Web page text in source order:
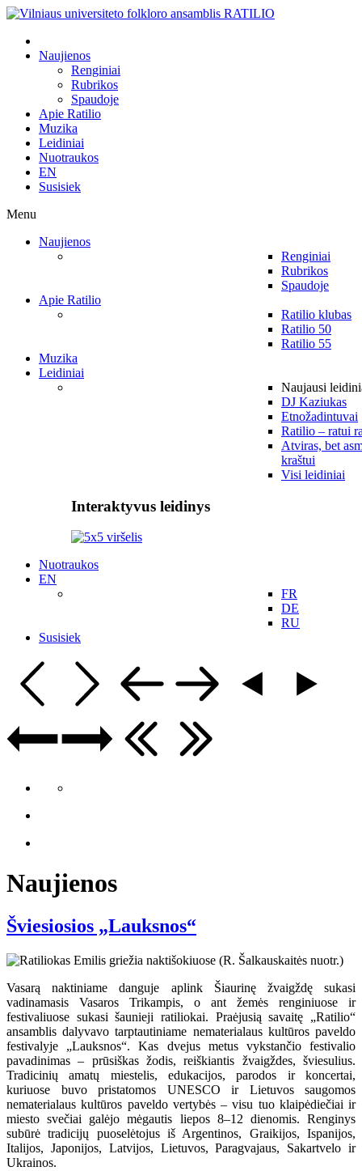
Naujienos
Renginiai
Rubrikos
Spaudoje
Apie Ratilio
Muzika
Leidiniai
Nuotraukos
EN
Susisiek
Menu
Naujienos
Renginiai
Rubrikos
Spaudoje
Apie Ratilio
Ratilio klubas
Ratilio 50
Ratilio 55
Muzika
Leidiniai
Naujausi
DJ Kaziukas
Etnožadintuvai
Ratilio – ratui
Atviras, bet
kraštui
Visi leidiniai
Interaktyvus leidinys
Nuotraukos
EN
FR
DE
RU
Susisiek
Naujienos
Šviesiosios „Lauksnos“
Vasarą naktiniame danguje aplink Šiaurinę žvaigždę sukasi
vadinamasis Vasaros Trikampis, o ant žemės renginiuose ir
festivaliuose sukasi šaunieji ratiliokai. Praėjusią savaitę „Ratilio“
ansamblis dalyvavo tarptautiniame nematerialaus kultūros paveldo
festivalyje „Lauksnos“. Kas dvejus metus vykstančio festivalio
pavadinimas – prūsiškas žodis, reiškiantis žvaigždes, šviesulius.
Tradicinių amatų miestelis, edukacijos, parodos ir koncertai,
kuriuose buvo pristatomos UNESCO ir Lietuvos saugomos
nematerialaus kultūros paveldo vertybės – visu tuo klaipėdiečiai ir
miesto svečiai galėjo mėgautis liepos 8–12 dienomis. Renginys
subūrė tradicijų puoselėtojus iš Argentinos, Graikijos, Ispanijos,
Italijos, Japonijos, Latvijos, Lietuvos, Paragvajaus, Sakartvelo ir
Ukrainos.